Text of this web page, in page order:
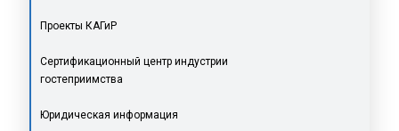
Проекты КАГиР
Сертификационный центр индустрии
гостеприимства
Юридическая информация